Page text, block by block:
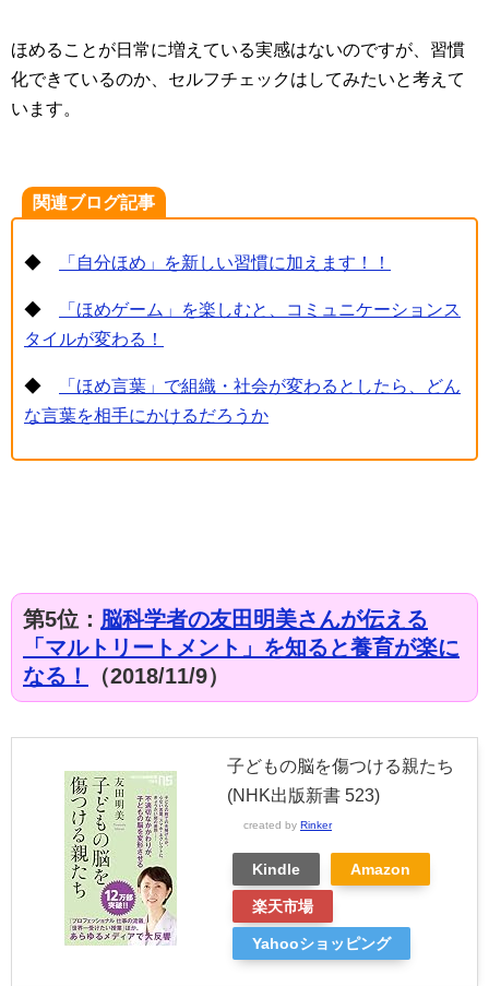
ほめることが日常に増えている実感はないのですが、習慣
化できているのか、セルフチェックはしてみたいと考えて
います。
関連ブログ記事
◆ 「自分ほめ」を新しい習慣に加えます！！
◆
「ほめゲーム」を楽しむと、コミュニケーションス
タイルが変わる！
◆
「ほめ言葉」で組織・社会が変わるとしたら、どん
な言葉を相手にかけるだろうか
第5位： 脳科学者の友田明美さんが伝える
「マルトリートメント」を知ると養育が楽に
なる！
（2018/11/9）
子どもの脳を傷つける親たち
(NHK出版新書 523)
created by Rinker
Kindle Amazon
楽天市場
Yahooショッピング